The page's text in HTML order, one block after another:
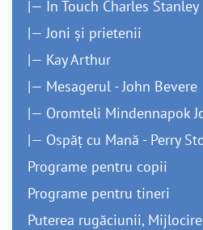
|— In Touch Charles Stanley
|— Joni și prietenii
|— Kay Arthur
|— Mesagerul - John Bevere
|— Oromteli Mindennapok
|— Ospăț cu Mană - Perry
Programe pentru copii
Programe pentru tineri
Puterea rugăciunii, Mijlocire